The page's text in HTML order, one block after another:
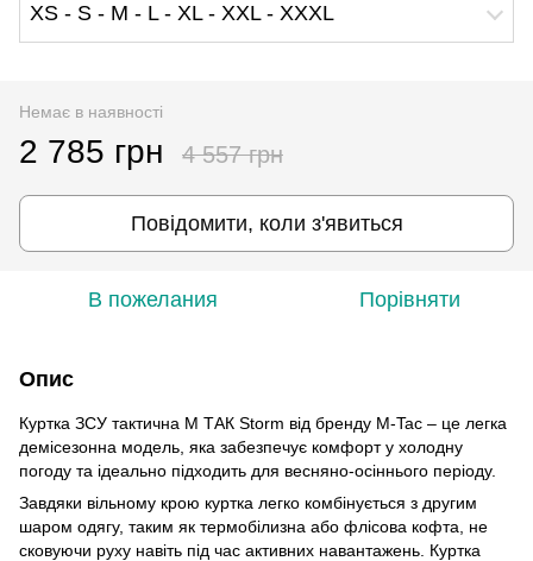
XS - S - M - L - XL - XXL - XXXL
Немає в наявності
2 785 грн 4 557 грн
Повідомити, коли з'явиться
В пожелания Порівняти
Опис
Куртка ЗСУ тактична М ТАК Storm від бренду M-Tac – це легка
демісезонна модель, яка забезпечує комфорт у холодну
погоду та ідеально підходить для весняно-осіннього періоду.
Завдяки вільному крою куртка легко комбінується з другим
шаром одягу, таким як термобілизна або флісова кофта, не
сковуючи руху навіть під час активних навантажень. Куртка